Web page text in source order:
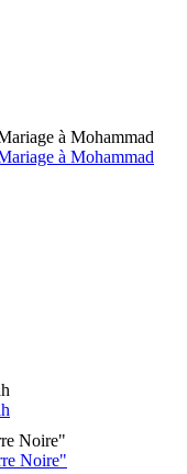
à Mohammad
à Mohammad
Noire"
Noire"